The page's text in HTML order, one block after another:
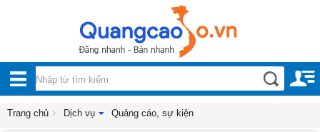
BỘ
DANH
Nội, ngoại thất
Điện thoại, Viễn thông
Trang chủ Dịch vụ Quảng cáo, sự kiện